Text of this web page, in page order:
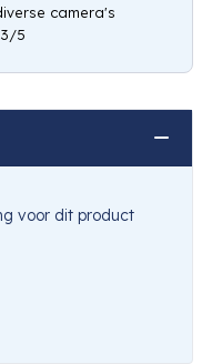
camera's
5
voor dit product